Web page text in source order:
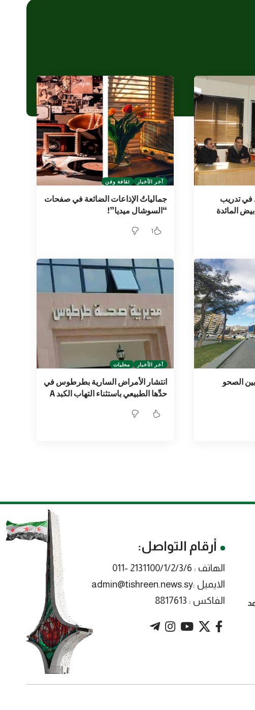
في تدريب
المائدة
آخر الأخبار ثقافة وفن
جمالياتُ الإذاعات الضائعة في صفحات
“السوشال ميديا”!
1
الصحو
آخر الأخبار محليات
انتشار الأمراض السارية بطرطوس في
حدِّها الطبيعي باستثناء التهاب الكبد A
أرقام التواصل:
الهاتف : 2131100/1/2/3/6 -011
الايميل :admin@tishreen.news.sy
الفاكس : 8817613